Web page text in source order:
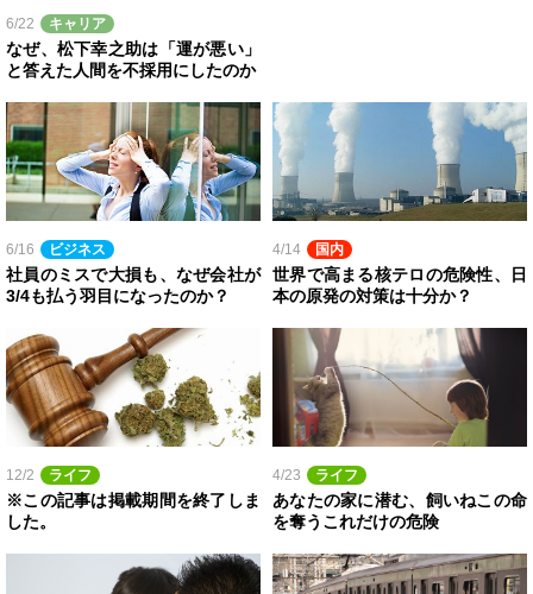
6/22 キャリア
なぜ、松下幸之助は「運が悪い」
と答えた人間を不採用にしたのか
6/16 ビジネス
社員のミスで大損も、なぜ会社が
3/4も払う羽目になったのか？
4/14 国内
世界で高まる核テロの危険性、日
本の原発の対策は十分か？
12/2 ライフ
※この記事は掲載期間を終了しま
した。
4/23 ライフ
あなたの家に潜む、飼いねこの命
を奪うこれだけの危険